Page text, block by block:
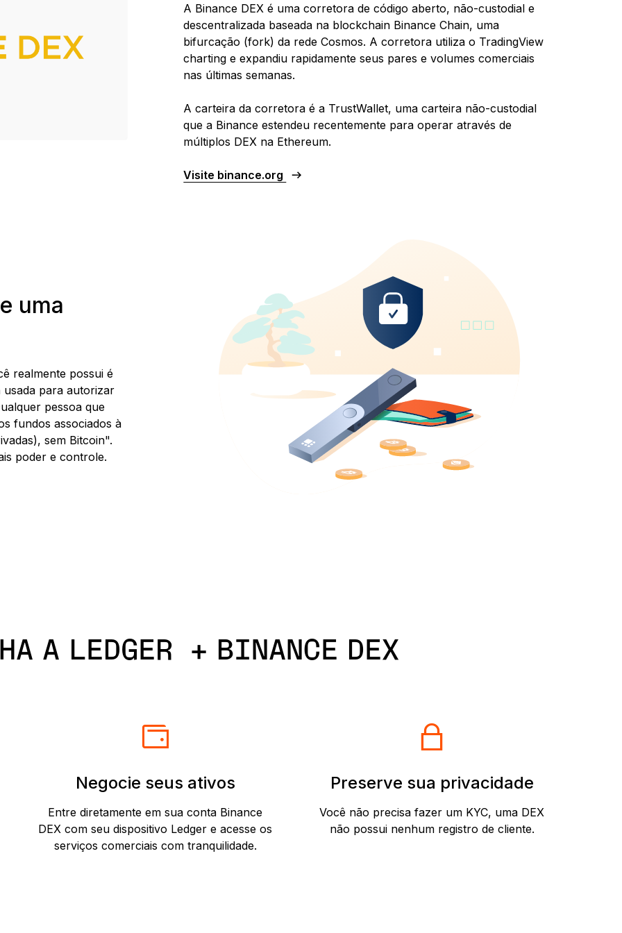
A Binance DEX é uma corretora de código aberto, não-custodial e
descentralizada baseada na blockchain Binance Chain, uma
bifurcação (fork) da rede Cosmos. A corretora utiliza o TradingView
charting e expandiu rapidamente seus pares e volumes comerciais
nas últimas semanas.
A carteira da corretora é a TrustWallet, uma carteira não-custodial
que a Binance estendeu recentemente para operar através de
múltiplos DEX na Ethereum.
Visite binance.org
uma
realmente possui é
para autorizar
pessoa que
fundos associados à
sem Bitcoin".
poder e controle.
A LEDGER + BINANCE DEX
Negocie seus ativos
Entre diretamente em sua conta Binance
DEX com seu dispositivo Ledger e acesse os
serviços comerciais com tranquilidade.
Preserve sua privacidade
Você não precisa fazer um KYC, uma DEX
não possui nenhum registro de cliente.